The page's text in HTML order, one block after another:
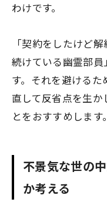
わけです。
「契約をしたけど
続けている幽霊部員
す。それを避ける
直して反省点を生
とをおすすめします。
不景気な世の
か考える